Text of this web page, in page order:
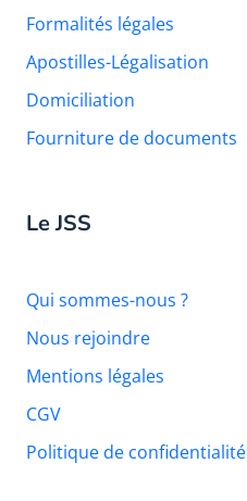
Formalités légales
Apostilles-Légalisation
Domiciliation
Fourniture de documents
Le JSS
Qui sommes-nous ?
Nous rejoindre
Mentions légales
CGV
Politique de confidentialité